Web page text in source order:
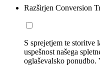
Razširjen Conversion
S sprejetjem te storitve
uspešnost našega
oglaševalsko ponudbo.